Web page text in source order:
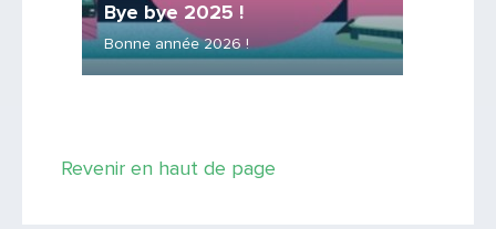
Bye bye 2025 !
Bonne année 2026 !
Revenir en haut de page